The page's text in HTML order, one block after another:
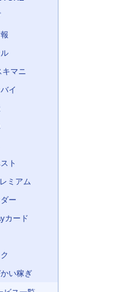
マニ
イ
ト
ミアム
ー
カード
い稼ぎ